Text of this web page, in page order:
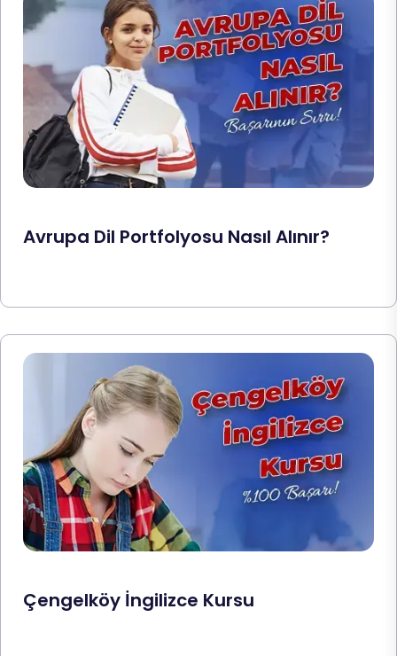
Avrupa Dil Portfolyosu Nasıl Alınır?
Çengelköy İngilizce Kursu